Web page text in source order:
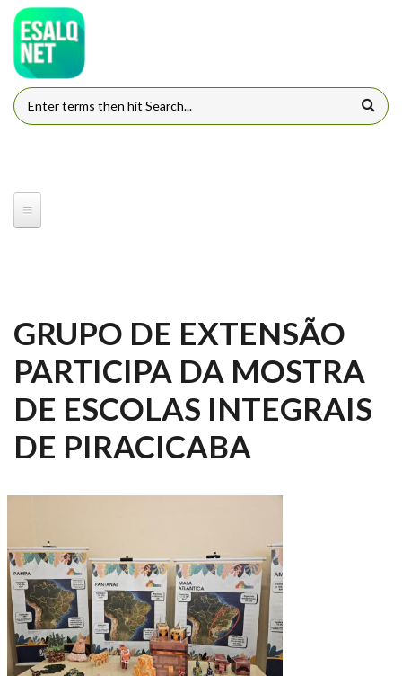
Pular para o conteúdo principal
FORMULÁRIO DE BUSCA
GRUPO DE EXTENSÃO
PARTICIPA DA MOSTRA
DE ESCOLAS INTEGRAIS
DE PIRACICABA